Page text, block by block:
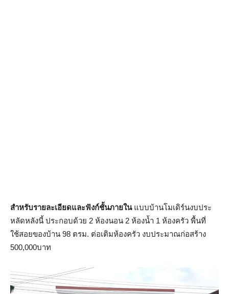
สำหรับรายละเอียดและฟังก์ชั้นภายในแบบบ้านโมเดิร์นงบประ
หลัดหลังนี้ ประกอบด้วย 2 ห้องนอน 2 ห้องน้ำ 1 ห้องครัว พื้นที่
ใช้สอยของบ้าน 98 ตรม. ต่อเติมห้องครัว งบประมาณก่อสร้าง
500,000บาท